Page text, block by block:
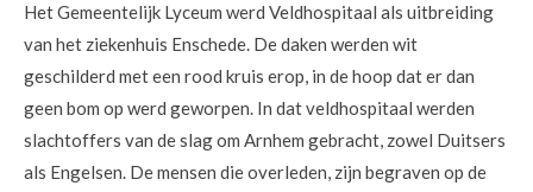
Het Gemeentelijk Lyceum werd Veldhospitaal als uitbreiding
van het ziekenhuis Enschede. De daken werden wit
geschilderd met een rood kruis erop, in de hoop dat er dan
geen bom op werd geworpen. In dat veldhospitaal werden
slachtoffers van de slag om Arnhem gebracht, zowel Duitsers
als Engelsen. De mensen die overleden, zijn begraven op de